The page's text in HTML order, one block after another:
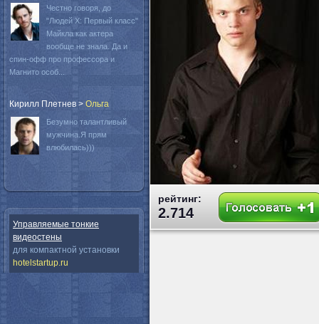
рейтинг:
2.714
Честно говоря, до
"Людей Х: Первый класс"
Майкла как актера
вообще не знала. Да и
спин-офф про профессора и
Магнито особ...
Кирилл Плетнев > Oльга
Безумно талантливый
мужчина.Я прям
влюбилась)))
Управляемые тонкие
видеостены
для компактной установки
hotelstartup.ru